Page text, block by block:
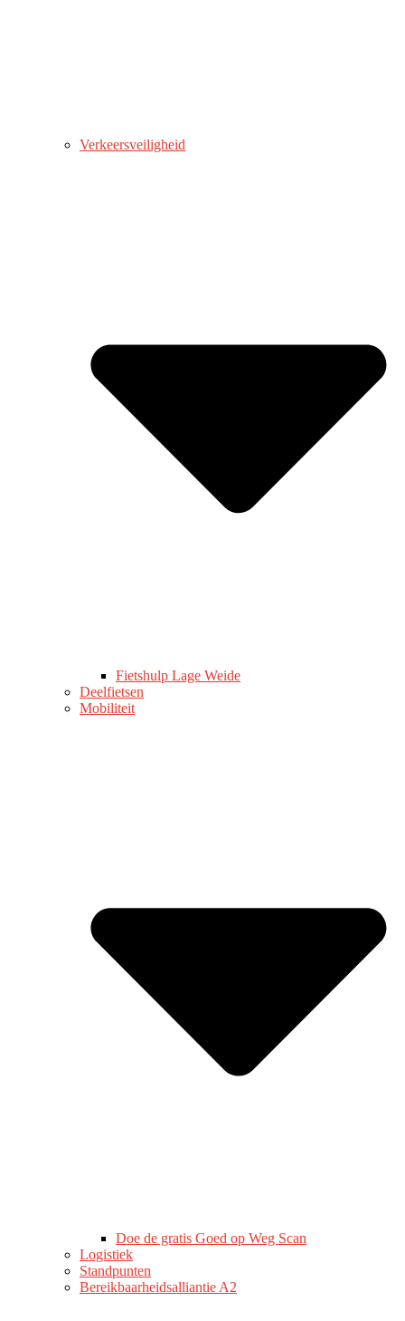
Verkeersveiligheid
Fietshulp Lage Weide
Deelfietsen
Mobiliteit
Doe de gratis Goed op Weg Scan
Logistiek
Standpunten
Bereikbaarheidsalliantie A2